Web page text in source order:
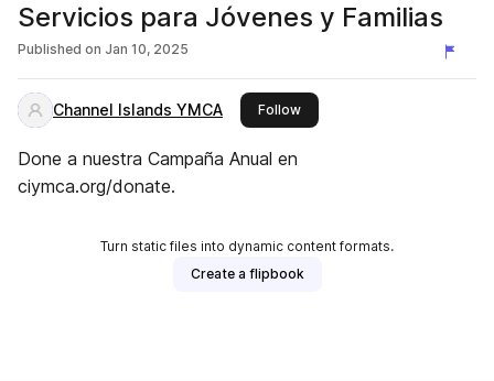
Servicios para Jóvenes y Familias
Published on Jan 10, 2025
Channel Islands YMCA Followthis publisher
Done a nuestra Campaña Anual en
ciymca.org/donate.
Turn static files into dynamic content formats.
Create a flipbook